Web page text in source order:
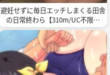
避妊せずに毎日エッチしまくる田舎
の日常終わら【310m/UC不限速
盘】